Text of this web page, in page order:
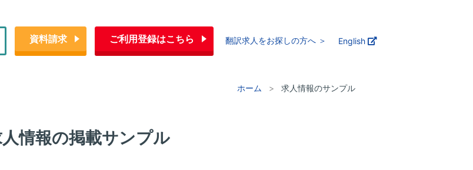
資料請求 ご利用登録はこちら 翻訳求人をお探しの方へ ＞ English
ホーム 求人情報のサンプル
情報の掲載サンプル